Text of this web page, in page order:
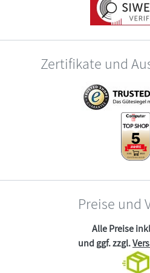
Zertifikate und
Preise und
Alle Preise
und ggf. zzgl.